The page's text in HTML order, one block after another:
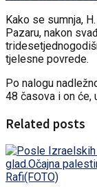
Kako se sumnja,
Pazaru, nakon
tjelesne povrede.
Po nalogu
48 časova i on će,
Related posts